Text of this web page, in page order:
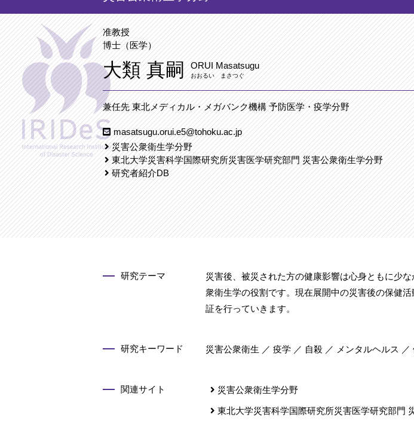
准教授
博士（医学）
大類 真嗣 ORUI Masatsugu
おおるい まさつぐ
兼任先 東北メディカル・メガバンク機構 予防医学・疫学分野
masatsugu.orui.e5@tohoku.ac.jp
災害公衆衛生学分野
東北大学災害科学国際研究所災害医学研究部門 災害公衆衛生学分野
研究者紹介DB
研究テーマ
災害後、被災された方の健康影響は心身ともに少
衆衛生学の役割です。現在展開中の災害後の保健
証を行っていきます。
研究キーワード 災害公衆衛生 ／ 疫学 ／ 自殺 ／ メンタルヘルス ／
関連サイト 災害公衆衛生学分野
東北大学災害科学国際研究所災害医学研究部門